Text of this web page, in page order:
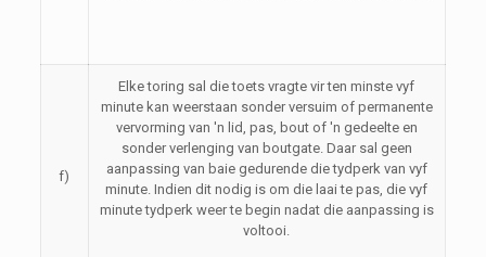
f)
Elke toring sal die toets vragte vir ten minste vyf
minute kan weerstaan ​​sonder versuim of permanente
vervorming van 'n lid, pas, bout of 'n gedeelte en
sonder verlenging van boutgate. Daar sal geen
aanpassing van baie gedurende die tydperk van vyf
minute. Indien dit nodig is om die laai te pas, die vyf
minute tydperk weer te begin nadat die aanpassing is
voltooi.